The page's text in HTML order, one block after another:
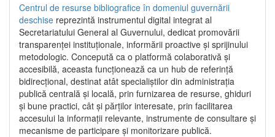
Centrul de resurse bibliografice în domeniul guvernării
deschise reprezintă instrumentul digital integrat al
Secretariatului General al Guvernului, dedicat promovării
transparenței instituționale, informării proactive și sprijinului
metodologic. Concepută ca o platformă colaborativă și
accesibilă, aceasta funcționează ca un hub de referință
bidirecțional, destinat atât specialiștilor din administrația
publică centrală și locală, prin furnizarea de resurse, ghiduri
și bune practici, cât și părților interesate, prin facilitarea
accesului la informații relevante, instrumente de consultare și
mecanisme de participare și monitorizare publică.